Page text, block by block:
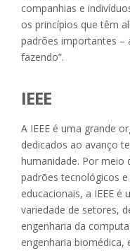
companhias e
os princípios que têm
padrões importantes –
fazendo”.
IEEE
A IEEE é uma grande
dedicados ao avanço
humanidade. Por meio
padrões tecnológicos
educacionais, a IEEE
variedade de setores,
engenharia da
engenharia biomédica,